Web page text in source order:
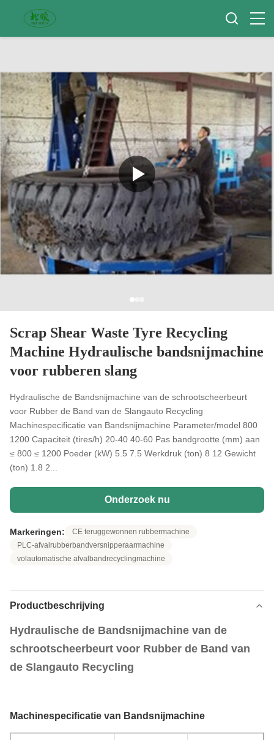
Scrap Shear Waste Tyre Recycling
Machine Hydraulische bandsnijmachine
voor rubberen slang
Hydraulische de Bandsnijmachine van de schrootscheerbeurt
voor Rubber de Band van de Slangauto Recycling
Machinespecificatie van Bandsnijmachine Parameter/model 800
1200 Capaciteit (tires/h) 20-40 40-60 Pas bandgrootte (mm) aan
≤ 800 ≤ 1200 Poeder (kW) 5.5 7.5 Werkdruk (ton) 8 12 Gewicht
(ton) 1.8 2...
Onderzoek nu
Markeringen:
CE teruggewonnen rubbermachine
PLC-afvalrubberbandversnipperaarmachine
volautomatische afvalbandrecyclingmachine
Productbeschrijving
Hydraulische de Bandsnijmachine van de
schrootscheerbeurt voor Rubber de Band van
de Slangauto Recycling
Machinespecificatie van Bandsnijmachine